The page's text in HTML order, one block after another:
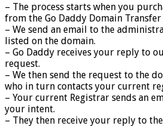
– The process starts when you
from the Go Daddy Domain Transfer
– We send an email to the
listed on the domain.
– Go Daddy receives your reply to
request.
– We then send the request to the
who in turn contacts your current
– Your current Registrar sends an
your intent.
– They then receive your reply to